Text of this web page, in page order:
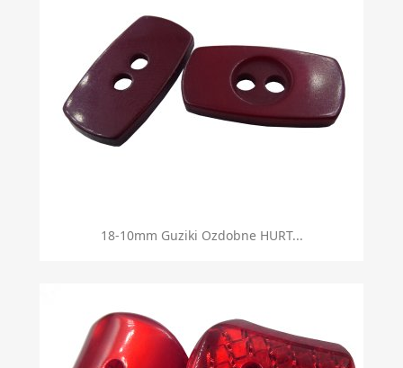
18-10mm Guziki Ozdobne HURT...